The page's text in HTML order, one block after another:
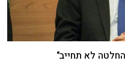
לא תחייב"